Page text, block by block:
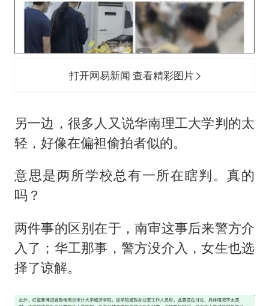
打开网易新闻 查看精彩图片
另一边，很多人又说华南理工大学判的太
轻，好像在偏袒偷拍者似的。
意思是两所学校总有一所在瞎判。真的
吗？
两件事的区别在于，南审这事后来警方介
入了；华工那事，警方没介入，女生也选
择了谅解。